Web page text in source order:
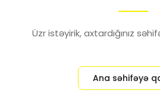
Üzr istəyirik, axtardığınız
Ana səhifəyə